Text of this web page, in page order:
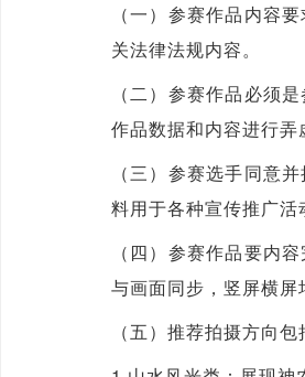
（一）参赛作品内容
关法律法规内容。
（二）参赛作品必须
作品数据和内容进行
（三）参赛选手同意
料用于各种宣传推广活
（四）参赛作品要内
与画面同步，竖屏横
（五）推荐拍摄方向包